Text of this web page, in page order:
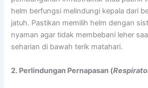
helm berfungsi melindungi kepala dari
jatuh. Pastikan memilih helm dengan
nyaman agar tidak membebani leher
seharian di bawah terik matahari.
2. Perlindungan Pernapasan (